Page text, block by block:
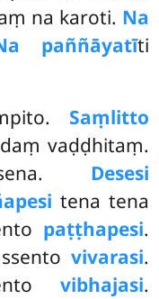
na karoti. Na
paññāyatīti
Saṃlitto
vaḍḍhitaṃ.
Desesi
tena tena
paṭṭhapesi.
vivarasi.
vibhajasi.